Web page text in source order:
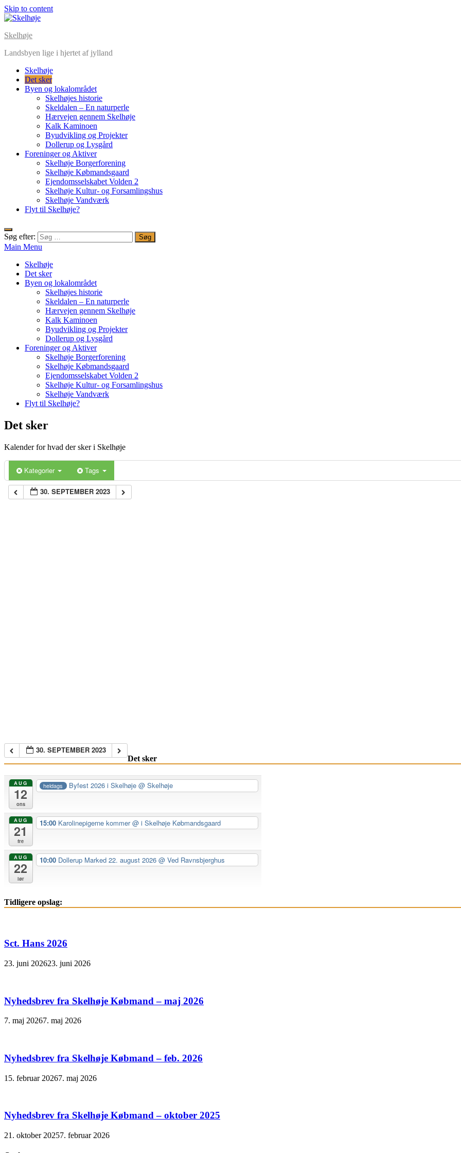
Skip to content
Skelhøje
Landsbyen lige i hjertet af jylland
Skelhøje
Det sker
Byen og lokalområdet
Skelhøjes historie
Skeldalen – En naturperle
Hærvejen gennem Skelhøje
Kalk Kaminoen
Byudvikling og Projekter
Dollerup og Lysgård
Foreninger og Aktiver
Skelhøje Borgerforening
Skelhøje Købmandsgaard
Ejendomsselskabet Volden 2
Skelhøje Kultur- og Forsamlingshus
Skelhøje Vandværk
Flyt til Skelhøje?
Søg efter:
Main Menu
Skelhøje
Det sker
Byen og lokalområdet
Skelhøjes historie
Skeldalen – En naturperle
Hærvejen gennem Skelhøje
Kalk Kaminoen
Byudvikling og Projekter
Dollerup og Lysgård
Foreninger og Aktiver
Skelhøje Borgerforening
Skelhøje Købmandsgaard
Ejendomsselskabet Volden 2
Skelhøje Kultur- og Forsamlingshus
Skelhøje Vandværk
Flyt til Skelhøje?
Det sker
Kalender for hvad der sker i Skelhøje
Kategorier Tags
30. SEPTEMBER 2023
30. SEPTEMBER 2023
Det sker
AUG
12
ons
heldags Byfest 2026 i Skelhøje@ Skelhøje
AUG
21
fre
15:00 Karolinepigerne kommer@ i Skelhøje Købmandsgaard
AUG
22
lør
10:00 Dollerup Marked 22. august 2026 @ Ved Ravnsbjerghus
Tidligere opslag:
Sct. Hans 2026
23. juni 202623. juni 2026
Nyhedsbrev fra Skelhøje Købmand – maj 2026
7. maj 20267. maj 2026
Nyhedsbrev fra Skelhøje Købmand – feb. 2026
15. februar 20267. maj 2026
Nyhedsbrev fra Skelhøje Købmand – oktober 2025
21. oktober 20257. februar 2026